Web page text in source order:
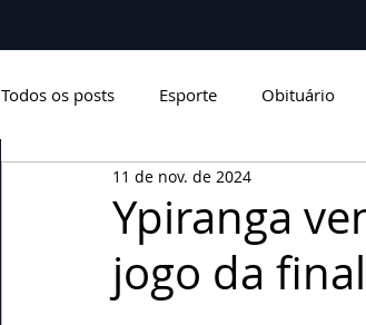
Todos os posts Esporte Obituário
Geral Nova categoria
Ypiranga
jogo da
11 de nov. de 2024